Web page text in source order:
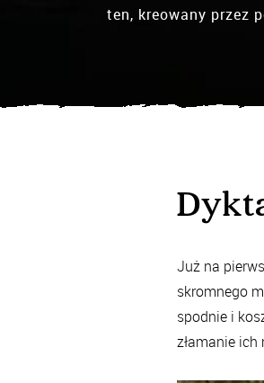
ten, kreowany przez
Już na
skromnego
spodnie i
złamanie